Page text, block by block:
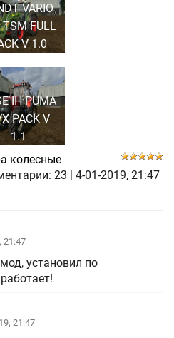
VARIO
FULL
V 1.0
IH PUMA
PACK V
1.1
колесные
23
4-01-2019, 21:47
21:47
установил по
21:47